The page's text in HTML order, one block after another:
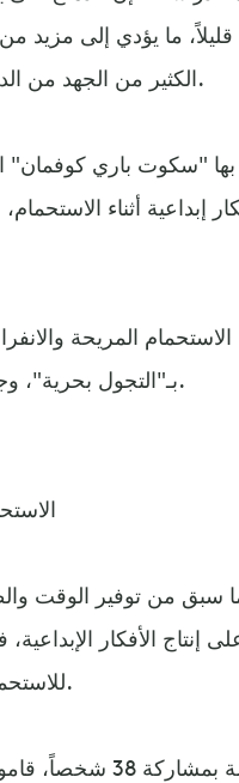
قليلاً، ما يؤدي إلى مزيد
الكثير من الجهد من الدماغ، لذا يتوفر له الوقت لحل المشكلات الأكثر تعقيداً.
إبداعية أثناء
المريحة
بـ"التجول بحرية"، وجعل الناس أكثر انفتاحاً على وعيهم الداخلي وأحلامهم.
سبق من توفير الوقت
للاستحمام بالماء الدافئ على نشاط الدماغ والأفكار الإبداعية.